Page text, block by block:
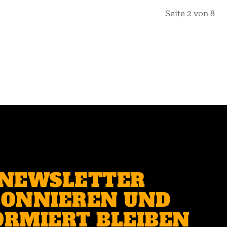
Seite 2 von 8
UND
BLEIBEN